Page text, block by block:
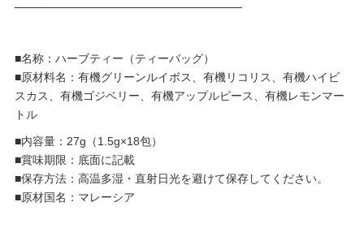
────────────────────────────
■名称：ハーブティー（ティーバッグ）
■原材料名：有機グリーンルイボス、有機リコリス、有機ハイビ
スカス、有機ゴジベリー、有機アップルピース、有機レモンマー
トル
■内容量：27g（1.5g×18包）
■賞味期限：底面に記載
■保存方法：高温多湿・直射日光を避けて保存してください。
■原材国名：マレーシア